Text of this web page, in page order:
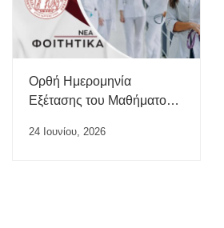
Ορθή Ημερομηνία
Εξέτασης του Μαθήματος
24 Ιουνίου, 2026